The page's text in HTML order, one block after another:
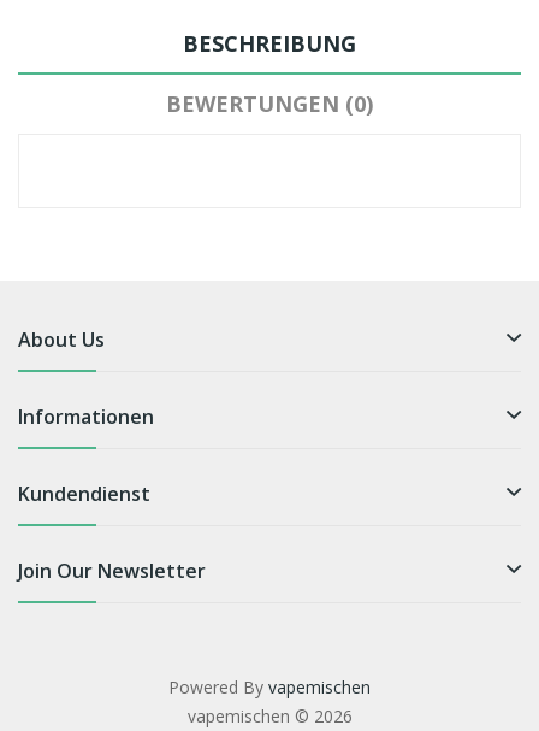
BESCHREIBUNG
BEWERTUNGEN (0)
About Us
Informationen
Kundendienst
Join Our Newsletter
Powered By vapemischen
vapemischen © 2026